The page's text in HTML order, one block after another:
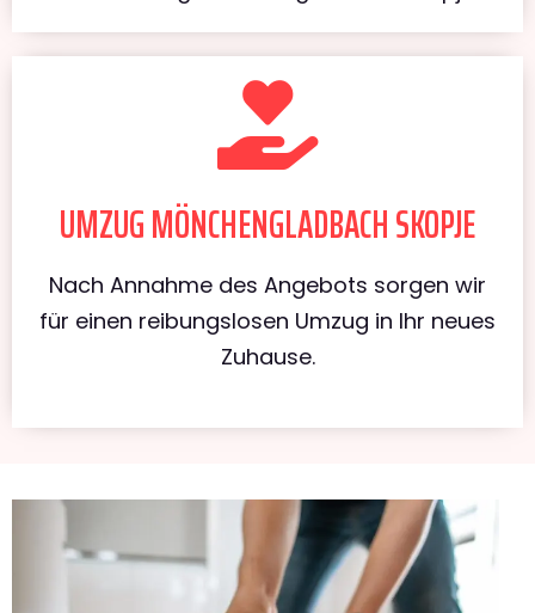
UMZUG MÖNCHENGLADBACH SKOPJE
Nach Annahme des Angebots sorgen wir
für einen reibungslosen Umzug in Ihr neues
Zuhause.